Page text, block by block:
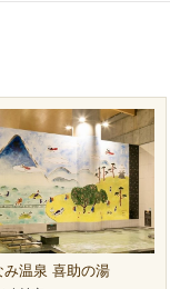
み温泉 喜助の湯